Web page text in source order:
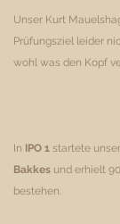
Unser Kurt
Prüfungsziel leider
wohl was den Kopf
In IPO 1 startete
Bakkes und erhielt
bestehen.